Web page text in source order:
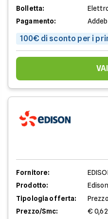
Bolletta:
Pagamento:
100€ di sconto per i
VAI
Fornitore:
Prodotto:
Tipologia offerta:
Prezzo/Smc:
€